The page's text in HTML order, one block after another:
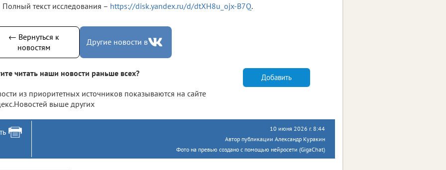
Полный текст исследования – https://disk.yandex.ru/d/dtXH8u_ojx-B7Q.
← Вернуться к
новостям
Другие новости в
читать наши новости раньше всех?
из приоритетных источников показываются на сайте
выше других
Добавить
10 июня 2026 г. 8:44
Автор публикации Александр Куракин
Фото на превью создано с помощью нейросети (GigaChat)